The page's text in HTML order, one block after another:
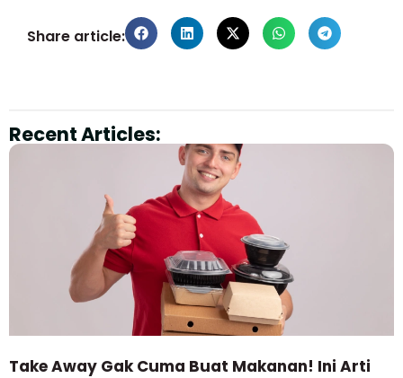
Share article:
Recent Articles:
Take Away Gak Cuma Buat Makanan! Ini Arti